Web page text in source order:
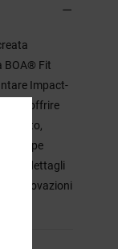
BOA® Fit
Impact-
per offrire
subito,
scarpe
con dettagli
innovazioni